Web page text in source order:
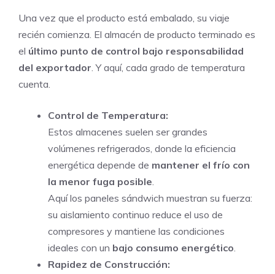
Una vez que el producto está embalado, su viaje
recién comienza. El almacén de producto terminado es
el último punto de control bajo responsabilidad
del exportador. Y aquí, cada grado de temperatura
cuenta.
Control de Temperatura:
Estos almacenes suelen ser grandes
volúmenes refrigerados, donde la eficiencia
energética depende de mantener el frío con
la menor fuga posible.
Aquí los paneles sándwich muestran su fuerza:
su aislamiento continuo reduce el uso de
compresores y mantiene las condiciones
ideales con un bajo consumo energético.
Rapidez de Construcción: